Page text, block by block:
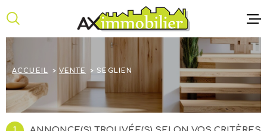
au
au
ACCUEIL
NOTRE
ACCUEIL VENTE SEGLIEN